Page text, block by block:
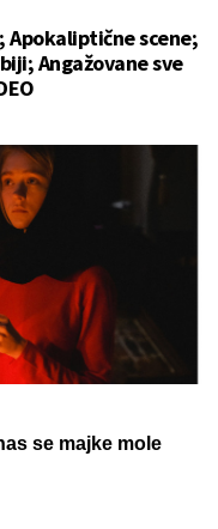
Apokaliptične scene;
Angažovane sve
se majke mole